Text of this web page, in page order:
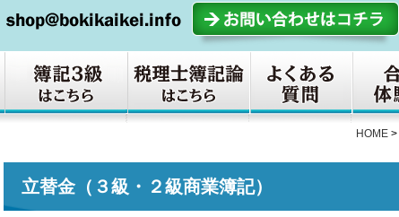
HOME >
立替金（３級・２級商業簿記）